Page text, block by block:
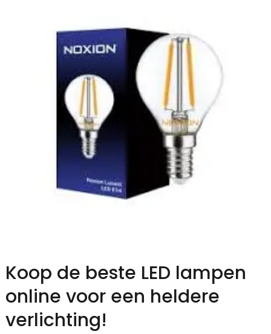
Koop de beste LED lampen
online voor een heldere
verlichting!